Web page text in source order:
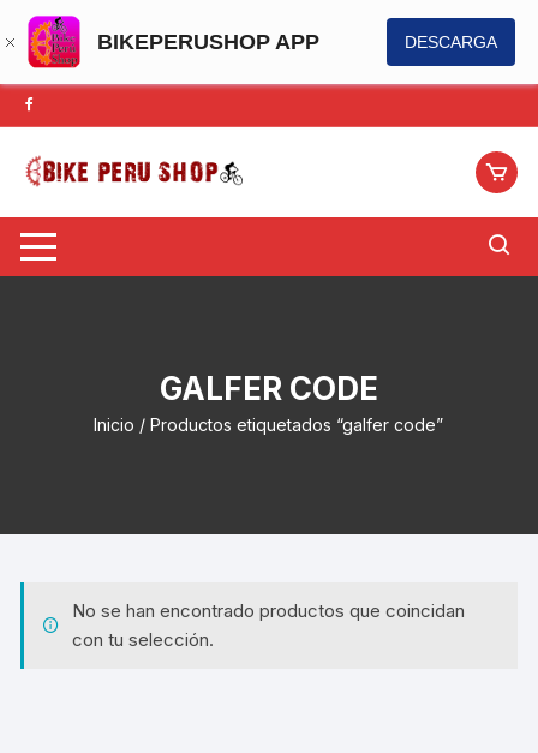
BIKEPERUSHOP APP DESCARGA
Saltar
al
contenido
GALFER CODE
Inicio / Productos etiquetados “galfer code”
No se han encontrado productos que coincidan
con tu selección.